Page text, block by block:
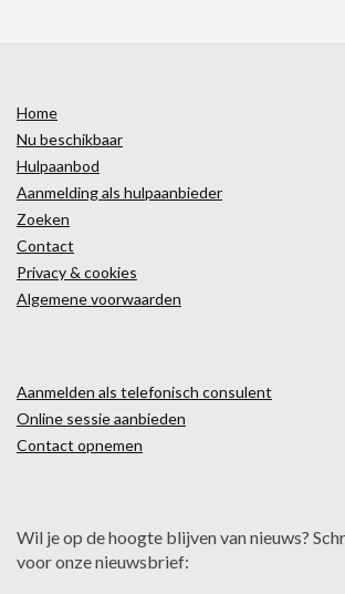
Home
Nu beschikbaar
Hulpaanbod
Aanmelding als hulpaanbieder
Zoeken
Contact
Privacy & cookies
Algemene voorwaarden
Aanmelden als telefonisch consulent
Online sessie aanbieden
Contact opnemen
Wil je op de hoogte blijven van nieuws?
voor onze nieuwsbrief: